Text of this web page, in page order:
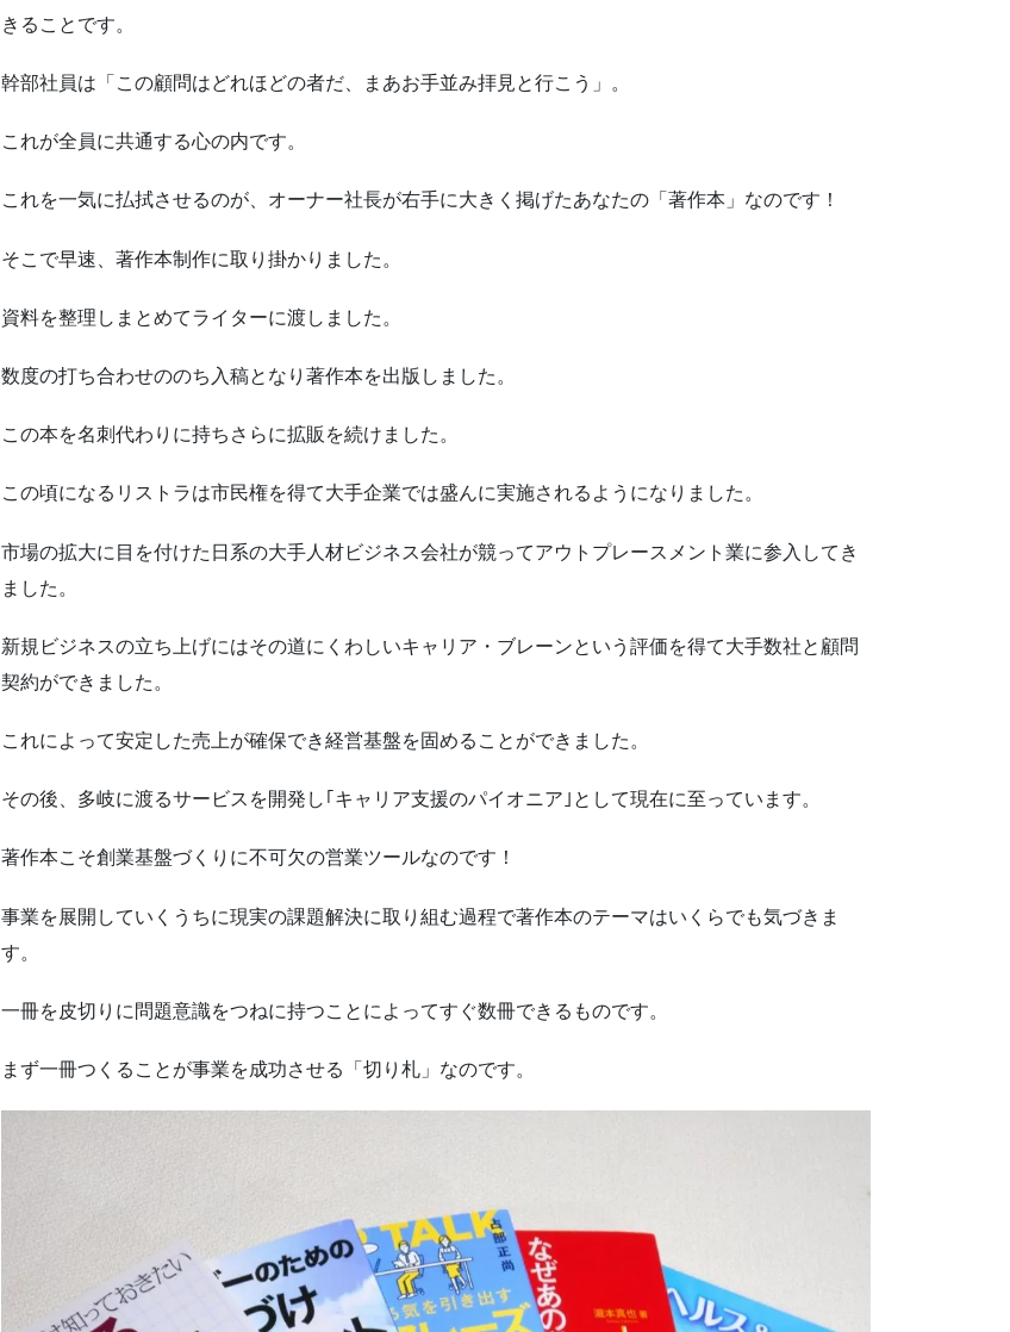
きることです。
幹部社員は「この顧問はどれほどの者だ、まあお手並み拝見と行こう」。
これが全員に共通する心の内です。
これを一気に払拭させるのが、オーナー社長が右手に大きく掲げたあなたの「著作本」なのです！
そこで早速、著作本制作に取り掛かりました。
資料を整理しまとめてライターに渡しました。
数度の打ち合わせののち入稿となり著作本を出版しました。
この本を名刺代わりに持ちさらに拡販を続けました。
この頃になるリストラは市民権を得て大手企業では盛んに実施されるようになりました。
市場の拡大に目を付けた日系の大手人材ビジネス会社が競ってアウトプレースメント業に参入してき
ました。
新規ビジネスの立ち上げにはその道にくわしいキャリア・ブレーンという評価を得て大手数社と顧問
契約ができました。
これによって安定した売上が確保でき経営基盤を固めることができました。
その後、多岐に渡るサービスを開発し｢キャリア支援のパイオニア｣として現在に至っています。
著作本こそ創業基盤づくりに不可欠の営業ツールなのです！
事業を展開していくうちに現実の課題解決に取り組む過程で著作本のテーマはいくらでも気づきま
す。
一冊を皮切りに問題意識をつねに持つことによってすぐ数冊できるものです。
まず一冊つくることが事業を成功させる「切り札」なのです。